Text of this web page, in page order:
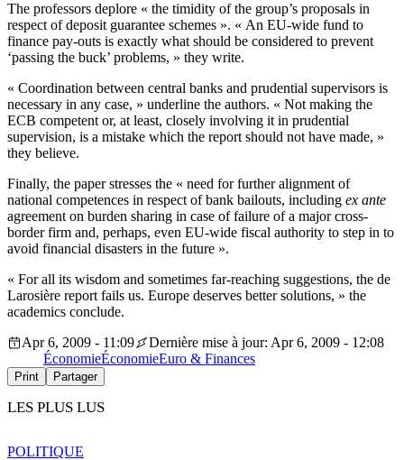
The professors deplore « the timidity of the group’s proposals in
respect of deposit guarantee schemes ». « An EU-wide fund to
finance pay-outs is exactly what should be considered to prevent
‘passing the buck’ problems, » they write.
« Coordination between central banks and prudential supervisors is
necessary in any case, » underline the authors. « Not making the
ECB competent or, at least, closely involving it in prudential
supervision, is a mistake which the report should not have made, »
they believe.
Finally, the paper stresses the « need for further alignment of
national competences in respect of bank bailouts, including ex ante
agreement on burden sharing in case of failure of a major cross-
border firm and, perhaps, even EU-wide fiscal authority to step in to
avoid financial disasters in the future ».
« For all its wisdom and sometimes far-reaching suggestions, the de
Larosière report fails us. Europe deserves better solutions, » the
academics conclude.
Apr 6, 2009 - 11:09
Dernière mise à jour: Apr 6, 2009 - 12:08
ÉconomieÉconomieEuro & Finances
Print Partager
LES PLUS LUS
POLITIQUE